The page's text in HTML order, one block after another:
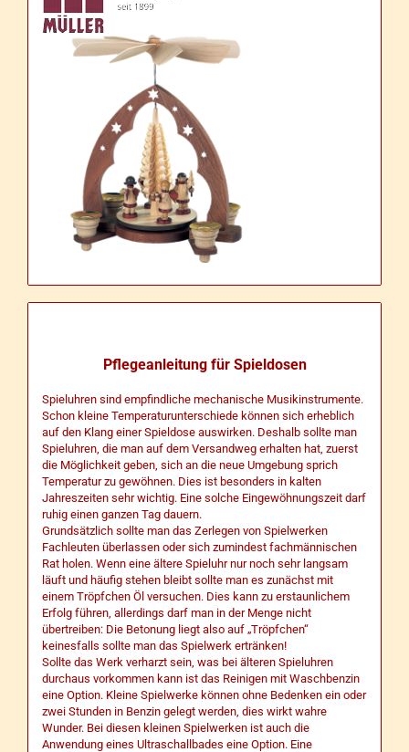
Pflegeanleitung für Spieldosen
Spieluhren sind empfindliche mechanische Musikinstrumente.
Schon kleine Temperaturunterschiede können sich erheblich
auf den Klang einer Spieldose auswirken. Deshalb sollte man
Spieluhren, die man auf dem Versandweg erhalten hat, zuerst
die Möglichkeit geben, sich an die neue Umgebung sprich
Temperatur zu gewöhnen. Dies ist besonders in kalten
Jahreszeiten sehr wichtig. Eine solche Eingewöhnungszeit darf
ruhig einen ganzen Tag dauern.
Grundsätzlich sollte man das Zerlegen von Spielwerken
Fachleuten überlassen oder sich zumindest fachmännischen
Rat holen. Wenn eine ältere Spieluhr nur noch sehr langsam
läuft und häufig stehen bleibt sollte man es zunächst mit
einem Tröpfchen Öl versuchen. Dies kann zu erstaunlichem
Erfolg führen, allerdings darf man in der Menge nicht
übertreiben: Die Betonung liegt also auf „Tröpfchen“
keinesfalls sollte man das Spielwerk ertränken!
Sollte das Werk verharzt sein, was bei älteren Spieluhren
durchaus vorkommen kann ist das Reinigen mit Waschbenzin
eine Option. Kleine Spielwerke können ohne Bedenken ein oder
zwei Stunden in Benzin gelegt werden, dies wirkt wahre
Wunder. Bei diesen kleinen Spielwerken ist auch die
Anwendung eines Ultraschallbades eine Option. Eine